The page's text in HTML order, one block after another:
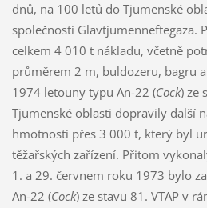
dnů, na 100 letů do Tjumenské
společnosti Glavtjumenneftegaza.
celkem 4 010 t nákladu, včetně
průměrem 2 m, buldozeru, bagru
1974 letouny typu An-22 (Cock) ze
Tjumenské oblasti dopravily další
hmotnosti přes 3 000 t, který byl
těžařských zařízení. Přitom
1. a 29. červnem roku 1973 bylo
An-22 (Cock) ze stavu 81. VTAP v